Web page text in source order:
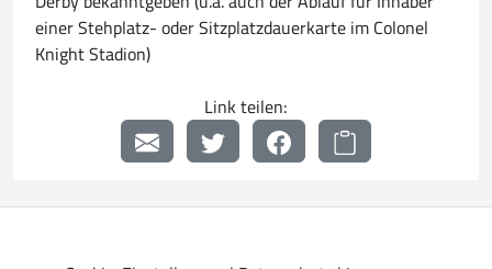
einer Stehplatz- oder Sitzplatzdauerkarte im Colonel
Knight Stadion)
Link teilen: